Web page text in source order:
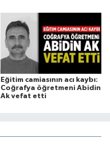
Eğitim camiasının acı kaybı:
Coğrafya öğretmeni Abidin
Ak vefat etti